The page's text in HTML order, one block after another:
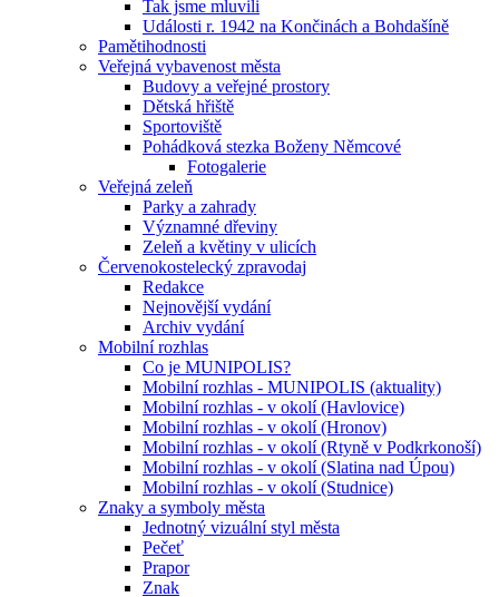
Tak jsme mluvili
Události r. 1942 na Končinách a Bohdašíně
Pamětihodnosti
Veřejná vybavenost města
Budovy a veřejné prostory
Dětská hřiště
Sportoviště
Pohádková stezka Boženy Němcové
Fotogalerie
Veřejná zeleň
Parky a zahrady
Významné dřeviny
Zeleň a květiny v ulicích
Červenokostelecký zpravodaj
Redakce
Nejnovější vydání
Archiv vydání
Mobilní rozhlas
Co je MUNIPOLIS?
Mobilní rozhlas - MUNIPOLIS (aktuality)
Mobilní rozhlas - v okolí (Havlovice)
Mobilní rozhlas - v okolí (Hronov)
Mobilní rozhlas - v okolí (Rtyně v Podkrkonoší)
Mobilní rozhlas - v okolí (Slatina nad Úpou)
Mobilní rozhlas - v okolí (Studnice)
Znaky a symboly města
Jednotný vizuální styl města
Pečeť
Prapor
Znak